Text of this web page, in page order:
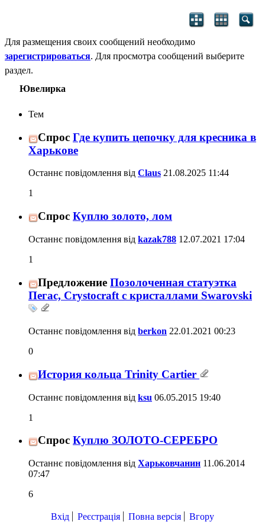
Для размещения своих сообщений необходимо
зарегистрироваться. Для просмотра сообщений выберите
раздел.
Ювелирка
Тем
Спрос Где купить цепочку для кресника в
Харькове
Останнє повідомлення від Claus 21.08.2025 11:44
1
Спрос Куплю золото, лом
Останнє повідомлення від kazak788 12.07.2021 17:04
1
Предложение Позолоченная статуэтка
Пегас, Crystocraft с кристаллами Swarovski
Останнє повідомлення від berkon 22.01.2021 00:23
0
История кольца Trinity Cartier
Останнє повідомлення від ksu 06.05.2015 19:40
1
Спрос Куплю ЗОЛОТО-СЕРЕБРО
Останнє повідомлення від Харьковчанин 11.06.2014
07:47
6
Вхід Реєстрація Повна версія Вгору